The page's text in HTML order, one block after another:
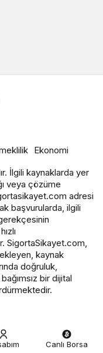
Canlı Borsa
Ekonomi
İlgili kaynaklarda yer
veya çözüme
adresi
başvurularda, ilgili
SigortaSikayet.com,
kaynak
doğruluk,
bir dijital